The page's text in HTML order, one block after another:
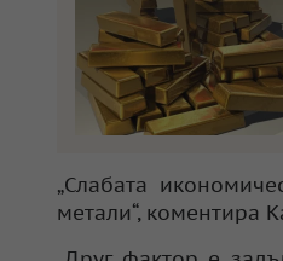
„Слабата
метали“, коментира